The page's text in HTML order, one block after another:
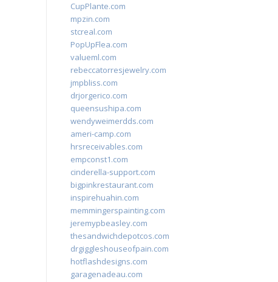
CupPlante.com
mpzin.com
stcreal.com
PopUpFlea.com
valueml.com
rebeccatorresjewelry.com
jmpbliss.com
drjorgerico.com
queensushipa.com
wendyweimerdds.com
ameri-camp.com
hrsreceivables.com
empconst1.com
cinderella-support.com
bigpinkrestaurant.com
inspirehuahin.com
memmingerspainting.com
jeremypbeasley.com
thesandwichdepotcos.com
drgiggleshouseofpain.com
hotflashdesigns.com
garagenadeau.com